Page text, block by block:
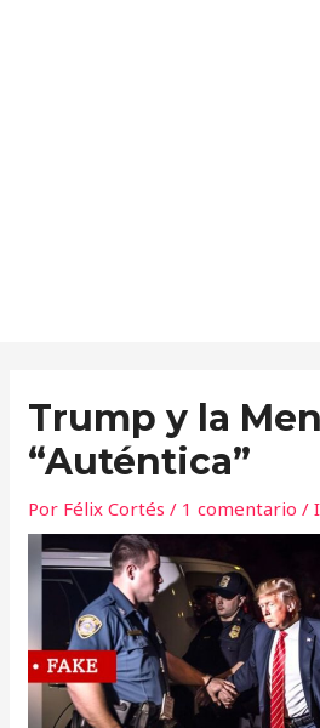
Trump y la
“Auténtica”
Por Félix Cortés/ 1 comentario /